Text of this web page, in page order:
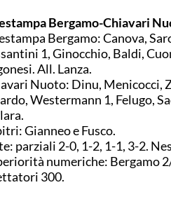
Bergamo-Chiavari
Bergamo: Canova,
1, Ginocchio, Baldi,
All. Lanza.
Nuoto: Dinu, Menicocci,
Westermann 1, Felugo,
Gianneo e Fusco.
parziali 2-0, 1-2, 1-1, 3-2.
numeriche: Bergamo
300.